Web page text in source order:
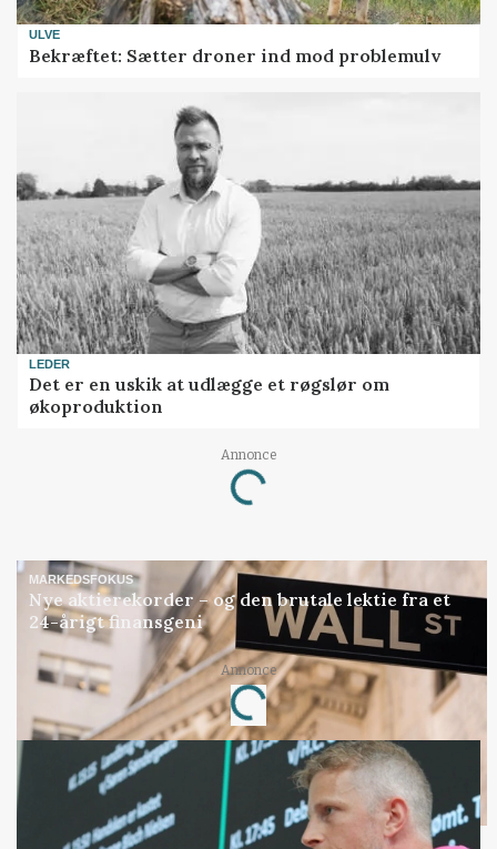
ULVE
Bekræftet: Sætter droner ind mod problemulv
LEDER
Det er en uskik at udlægge et røgslør om
økoproduktion
Annonce
Loading...
MARKEDSFOKUS
Nye aktierekorder – og den brutale lektie fra et
24-årigt finansgeni
Annonce
Loading...